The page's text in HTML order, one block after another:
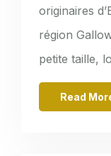
originaires
région
petite taille,
Read